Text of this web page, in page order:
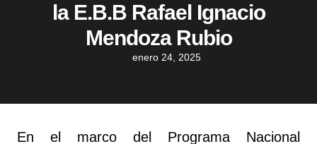
la E.B.B Rafael Ignacio
Mendoza Rubio
enero 24, 2025
En el marco del Programa Nacional